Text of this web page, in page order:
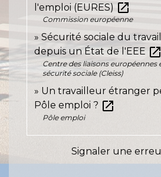
l'emploi (EURES) open_in_new
Commission européenne
Sécurité sociale du
depuis un État de l'EEE open_in_new
Centre des liaisons
sécurité sociale (Cleiss)
Un travailleur étranger
Pôle emploi ? open_in_new
Pôle emploi
Signaler une